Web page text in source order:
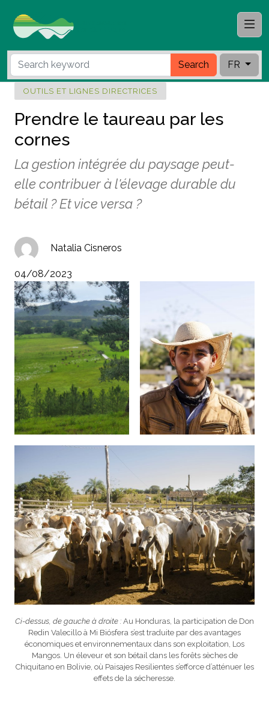
Search FR
OUTILS ET LIGNES DIRECTRICES
Prendre le taureau par les
cornes
La gestion intégrée du paysage peut-
elle contribuer à l'élevage durable du
bétail ? Et vice versa ?
Natalia Cisneros
04/08/2023
Ci-dessus, de gauche à droite : Au Honduras, la participation de Don
Redin Valecillo à Mi Biósfera s’est traduite par des avantages
économiques et environnementaux dans son exploitation, Los
Mangos. Un éleveur et son bétail dans les forêts sèches de
Chiquitano en Bolivie, où Paisajes Resilientes s’efforce d’atténuer les
effets de la sécheresse.